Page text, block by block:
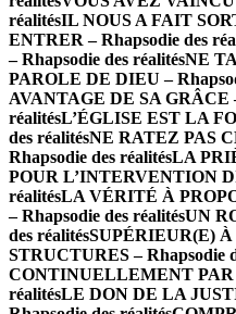
réalitésIL NOUS A FAIT
ENTRER – Rhapsodie des
– Rhapsodie des réalitésNE
PAROLE DE DIEU –
AVANTAGE DE SA GRÂCE
réalitésL’ÉGLISE EST LA
des réalitésNE RATEZ PAS
Rhapsodie des réalitésLA
POUR L’INTERVENTION
réalitésLA VÉRITÉ À
– Rhapsodie des réalitésUN
des réalitésSUPÉRIEUR(E)
STRUCTURES – Rhapsodie
CONTINUELLEMENT PAR
réalitésLE DON DE LA